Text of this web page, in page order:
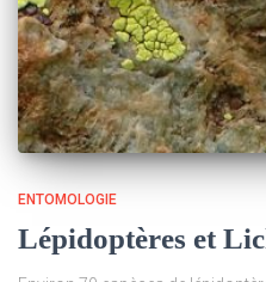
ENTOMOLOGIE
Lépidoptères et